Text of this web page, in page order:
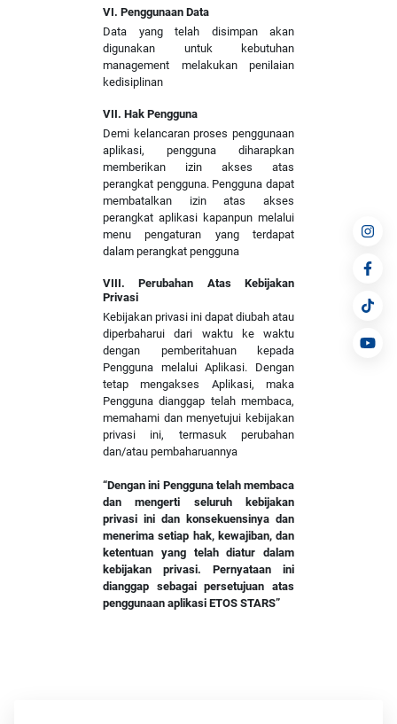
VI. Penggunaan Data
Data yang telah disimpan akan
digunakan untuk kebutuhan
management melakukan penilaian
kedisiplinan
VII. Hak Pengguna
Demi kelancaran proses penggunaan
aplikasi, pengguna diharapkan
memberikan izin akses atas
perangkat pengguna. Pengguna dapat
membatalkan izin atas akses
perangkat aplikasi kapanpun melalui
menu pengaturan yang terdapat
dalam perangkat pengguna
VIII. Perubahan Atas Kebijakan
Privasi
Kebijakan privasi ini dapat diubah atau
diperbaharui dari waktu ke waktu
dengan pemberitahuan kepada
Pengguna melalui Aplikasi. Dengan
tetap mengakses Aplikasi, maka
Pengguna dianggap telah membaca,
memahami dan menyetujui kebijakan
privasi ini, termasuk perubahan
dan/atau pembaharuannya
“Dengan ini Pengguna telah membaca
dan mengerti seluruh kebijakan
privasi ini dan konsekuensinya dan
menerima setiap hak, kewajiban, dan
ketentuan yang telah diatur dalam
kebijakan privasi. Pernyataan ini
dianggap sebagai persetujuan atas
penggunaan aplikasi ETOS STARS”